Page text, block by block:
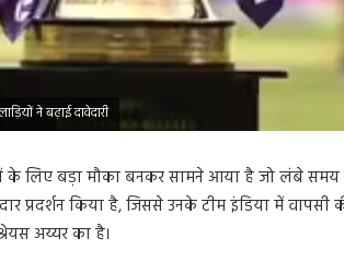
ने बढ़ाई दावेदारी
लिए बड़ा मौका बनकर सामने आया है जो लंबे समय
प्रदर्शन किया है, जिससे उनके टीम इंडिया में
अय्यर का है।